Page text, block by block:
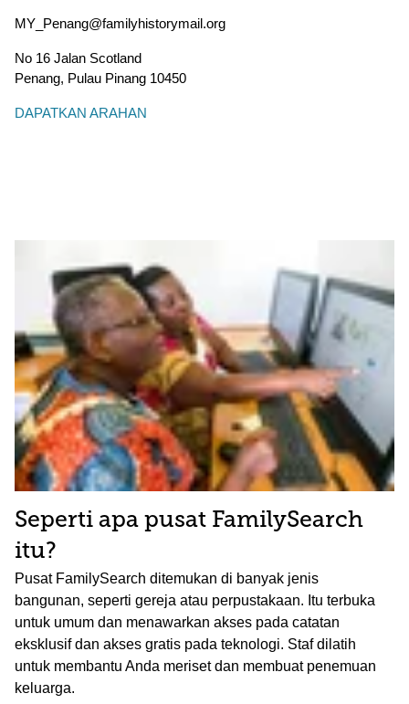
MY_Penang@familyhistorymail.org
No 16 Jalan Scotland
Penang, Pulau Pinang 10450
DAPATKAN ARAHAN
Seperti apa pusat FamilySearch
itu?
Pusat FamilySearch ditemukan di banyak jenis
bangunan, seperti gereja atau perpustakaan. Itu terbuka
untuk umum dan menawarkan akses pada catatan
eksklusif dan akses gratis pada teknologi. Staf dilatih
untuk membantu Anda meriset dan membuat penemuan
keluarga.